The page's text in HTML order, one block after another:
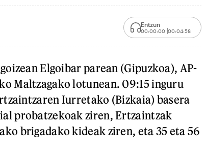
Entzun
00:00:00 00:04:58
Elgoibar parean (Gipuzkoa), AP-
Maltzagako lotunean. 09:15 inguru
Iurretako (Bizkaia) basera
probatzekoak ziren, Ertzaintzak
brigadako kideak ziren, eta 35 eta 56